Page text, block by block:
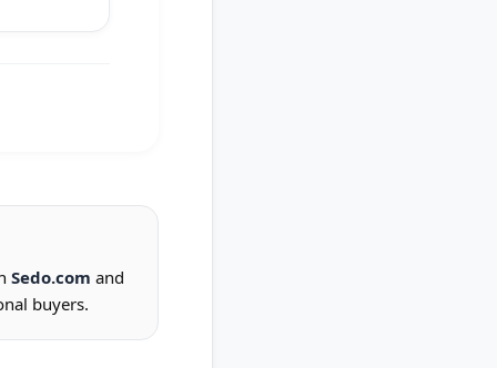
Sedo.com and
buyers.